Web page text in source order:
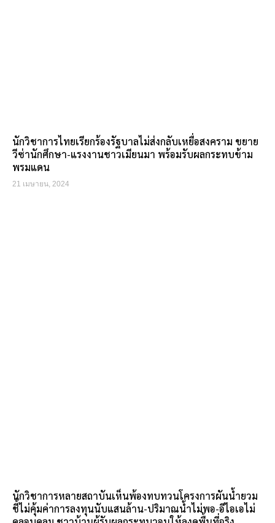
นักวิชาการไทยเรียกร้องรัฐบาลไม่ส่งกลับเหยื่อสงคราม ขยาย
วีซ่านักศึกษา-แรงงานชาวเมียนมา พร้อมรับผลกระทบข้าม
พรมแดน
21 เมษายน, 2024
นักวิชาการหลายสถาบันเห็นพ้องทบทวนโครงการผันน้ำยวม
ชี้ไม่คุ้มค่าการลงทุนนับแสนล้าน-ปริมาณน้ำไม่พอ-อีไอเอไม่